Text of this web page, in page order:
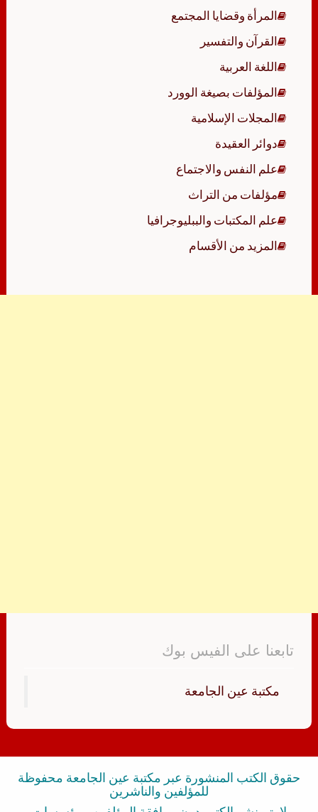
المرأة وقضايا المجتمع
القرآن والتفسير
اللغة العربية
المؤلفات بصيغة الوورد
المجلات الإسلامية
دوائر العقيدة
علم النفس والاجتماع
مؤلفات من التراث
علم المكتبات والببليوجرافيا
المزيد من الأقسام
تابعنا على الفيس بوك
‏مكتبة عين الجامعة‏
حقوق الكتب المنشورة عبر مكتبة عين الجامعة محفوظة
للمؤلفين والناشرين